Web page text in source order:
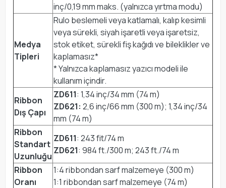
inç/0,19 mm maks. (yalnızca yırtma modu)
Medya
Tipleri
Rulo beslemeli veya katlamalı, kalıp kesimli
veya sürekli, siyah işaretli veya işaretsiz,
stok etiket, sürekli fiş kağıdı ve bileklikler ve
kaplamasız*
* Yalnızca kaplamasız yazıcı modeli ile
kullanım içindir.
Ribbon
Dış Çapı
ZD611: 1,34 inç/34 mm (74 m)
ZD621: 2,6 inç/66 mm (300 m); 1,34 inç/34
mm (74 m)
Ribbon
Standart
Uzunluğu
ZD611: 243 fit/74 m
ZD621: 984 ft./300 m; 243 ft./74 m
Ribbon
Oranı
1:4 ribbondan sarf malzemeye (300 m)
1:1 ribbondan sarf malzemeye (74 m)